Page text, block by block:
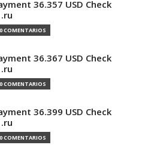
36.357 USD Check
0 COMENTARIOS
36.367 USD Check
0 COMENTARIOS
36.399 USD Check
0 COMENTARIOS